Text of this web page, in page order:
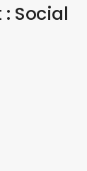
Social